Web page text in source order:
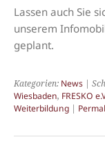
Lassen auch Sie
unserem
geplant.
Kategorien: News |
Wiesbaden, FRESKO
Weiterbildung |